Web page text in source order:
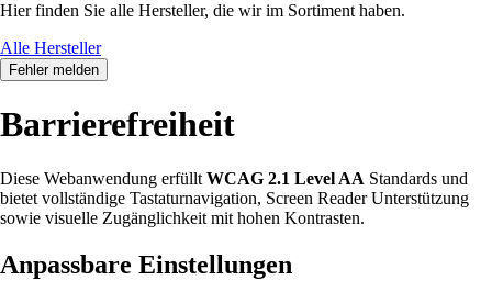
Hier finden Sie alle Hersteller, die wir im Sortiment haben.
Alle Hersteller
Fehler melden
Barrierefreiheit
Diese Webanwendung erfüllt WCAG 2.1 Level AA Standards und
bietet vollständige Tastaturnavigation, Screen Reader Unterstützung
sowie visuelle Zugänglichkeit mit hohen Kontrasten.
Anpassbare Einstellungen